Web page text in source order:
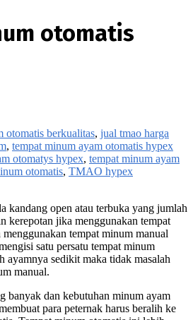
otomatis
otomatis berkualitas, jual tmao harga
, tempat minum ayam otomatis hypex
otomatys hypex, tempat minum ayam
otomatis, TMAO hypex
kandang open atau terbuka yang jumlah
kerepotan jika menggunakan tempat
tempat minum manual
satu persatu tempat minum
ayamnya sedikit maka tidak masalah
manual.
banyak dan kebutuhan minum ayam
para peternak harus beralih ke